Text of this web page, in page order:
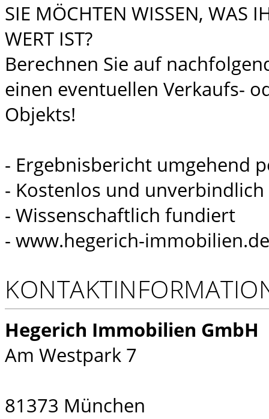
SIE MÖCHTEN WISSEN, WAS
WERT IST?
Berechnen Sie auf
einen eventuellen Verkaufs-
Objekts!
- Ergebnisbericht umgehend
- Kostenlos und unverbindlich
- Wissenschaftlich fundiert
- www.hegerich-
Hegerich Immobilien GmbH
Am Westpark 7
81373 München